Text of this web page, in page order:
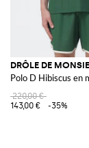
DRÔLE DE
Polo D Hibiscus en
220,00 €
143,00 €
-35%